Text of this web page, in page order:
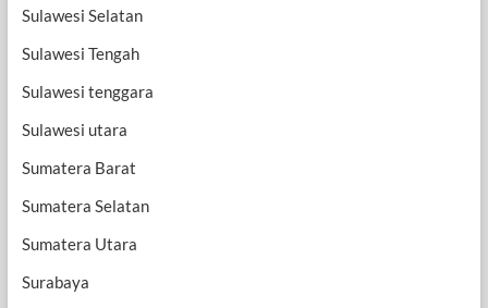
Sulawesi Selatan
Sulawesi Tengah
Sulawesi tenggara
Sulawesi utara
Sumatera Barat
Sumatera Selatan
Sumatera Utara
Surabaya